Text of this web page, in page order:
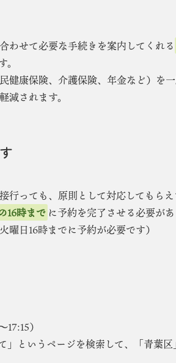
わせて必要な手続きを案内してくれる
健康保険、介護保険、年金など）を
されます。
行っても、原則として対応してもらえ
16時まで に予約を完了させる必要があ
曜日16時までに予約が必要です）
）
」というページを検索して、「青葉